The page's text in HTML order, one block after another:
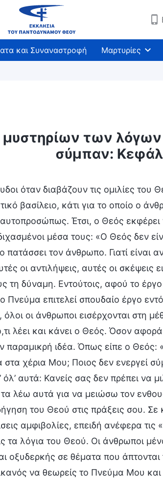
και Συναναστροφή Μαρτυρίες
μυστηρίων των
σύμπαν:
όταν διαβάζουν τις ομιλίες του
βασίλειο, κάτι για το οποίο ο
αυτοπροσώπως. Έτσι, ο Θεός
μέσα τους: «Ο Θεός δεν
πατάσσει τον άνθρωπο. Γιατί
οι αντιλήψεις, αυτές οι σκέψεις
τη δύναμη. Εντούτοις, αφού το
Πνεύμα επιτελεί σπουδαίο έργο
οι άνθρωποι εισέρχονται στη
λέει και κάνει ο Θεός. Όσον
παραμικρή ιδέα. Όπως είπε ο
στα χέρια Μου; Ποιος δεν
αυτά: Κανείς σας δεν πρέπει να
λέω αυτά για να μειώσω τον
του Θεού στις πράξεις σου. Σε
αμφιβολίες, επειδή ανέφερα
τα λόγια του Θεού. Οι άνθρωποι
οξυδερκής σε θέματα που
να θεωρείς το Πνεύμα Μου και